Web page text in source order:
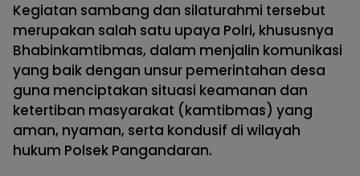
Kegiatan sambang dan silaturahmi tersebut
merupakan salah satu upaya Polri, khususnya
Bhabinkamtibmas, dalam menjalin komunikasi
yang baik dengan unsur pemerintahan desa
guna menciptakan situasi keamanan dan
ketertiban masyarakat (kamtibmas) yang
aman, nyaman, serta kondusif di wilayah
hukum Polsek Pangandaran.